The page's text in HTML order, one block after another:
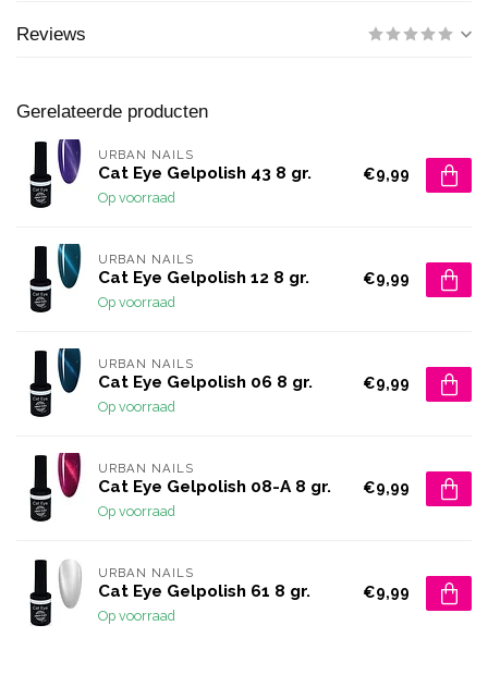
Reviews
Gerelateerde producten
URBAN NAILS
Cat Eye Gelpolish 43 8 gr.
Op voorraad
€9,99
URBAN NAILS
Cat Eye Gelpolish 12 8 gr.
Op voorraad
€9,99
URBAN NAILS
Cat Eye Gelpolish 06 8 gr.
Op voorraad
€9,99
URBAN NAILS
Cat Eye Gelpolish 08-A 8 gr.
Op voorraad
€9,99
URBAN NAILS
Cat Eye Gelpolish 61 8 gr.
Op voorraad
€9,99